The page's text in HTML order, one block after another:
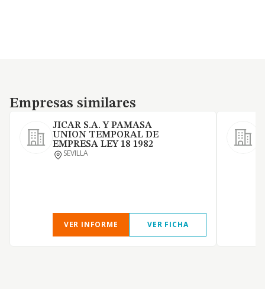
Empresas similares
Empresas similares
JICAR S.A. Y PAMASA
UNION TEMPORAL DE
EMPRESA LEY 18 1982
SEVILLA
VER INFORME VER FICHA